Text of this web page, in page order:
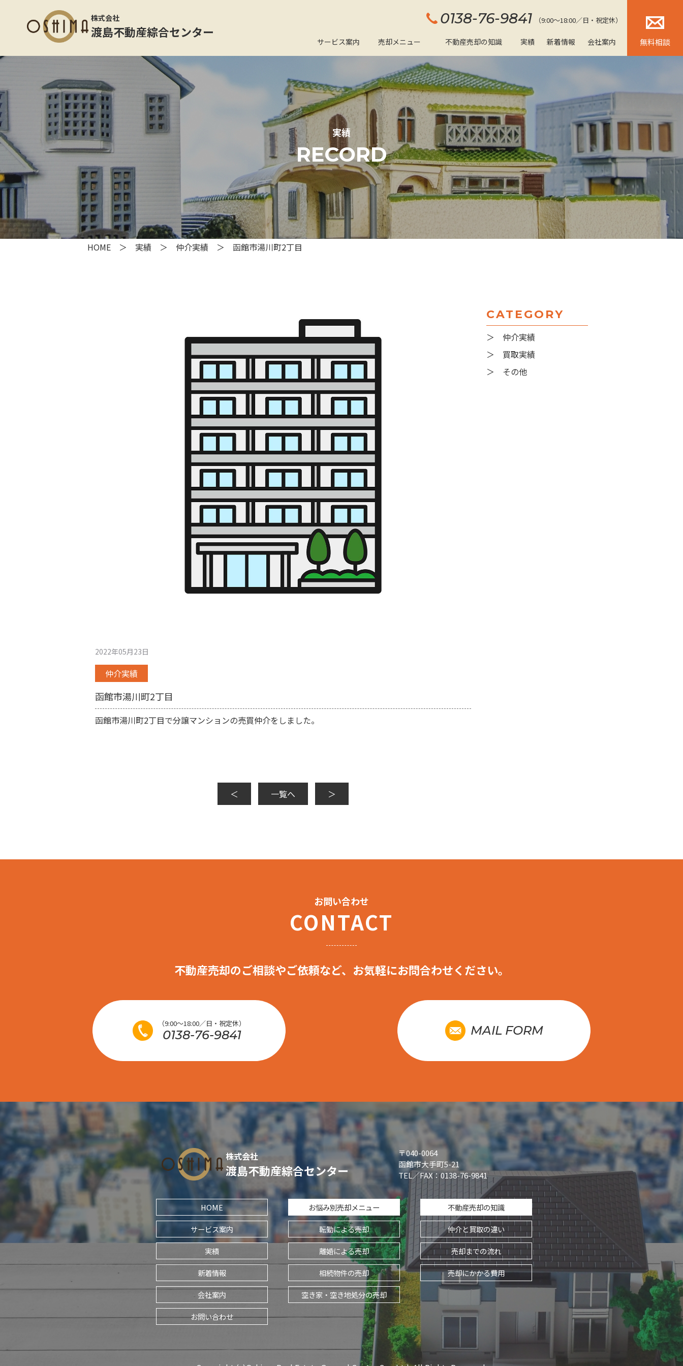
株式会社
渡島不動産綜合センター
（9:00～18:00／日・祝定休）
0138-76-9841
サービス案内 売却メニュー 不動産売却の知識 実績 新着情報 会社案内 無料相談
実績
RECORD
HOME ＞ 実績 ＞ 仲介実績 ＞ 函館市湯川町2丁目
2022年05月23日
仲介実績
函館市湯川町2丁目
函館市湯川町2丁目で分譲マンションの売買仲介をしました。
＜ 一覧へ ＞
CATEGORY
＞ 仲介実績
＞ 買取実績
＞ その他
お問い合わせ
CONTACT
不動産売却のご相談やご依頼など、お気軽にお問合わせください。
（9:00～18:00／日・祝定休）
0138-76-9841 MAIL FORM
株式会社
渡島不動産綜合センター
〒040-0064
函館市大手町5-21
TEL／FAX：0138-76-9841
HOME
サービス案内
実績
新着情報
会社案内
お問い合わせ
お悩み別売却メニュー
転勤による売却
離婚による売却
相続物件の売却
空き家・空き地処分の売却
不動産売却の知識
仲介と買取の違い
売却までの流れ
売却にかかる費用